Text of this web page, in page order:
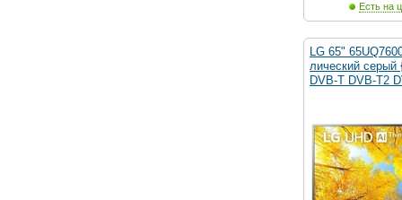
Есть на
LG 65"
лический серый
DVB-T DVB-T2